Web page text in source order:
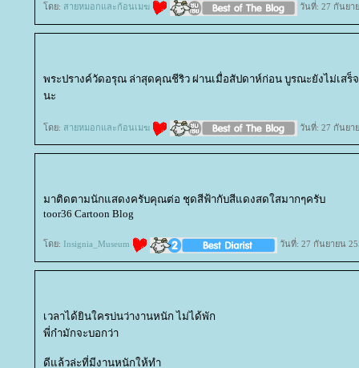
ดย: สายหมอกและก้อนเมฆ วันที่: 27 กันยา
พระปรางค์วัดอรุณ ล่าสุดคุณชีริว ผ่านเมื่อสัปดาห์ก่อน บูรณะยังไม่เสร็
นะ
ดย: สายหมอกและก้อนเมฆ วันที่: 27 กันยา
มาติดตามนักแสดงครับคุณต่อ ชุดสีฟ้ากับสีแดงสดใสมากๆครับ
toor36 Cartoon Blog
ดย: Insignia_Museum วันที่: 27 กันยายน
เวลาได้ยินใครบ่นว่างานหนัก ไม่ได้พัก
พี่ก๋ามักจะบอกว่า
ดีแล้วล่ะที่มีงานหนักให้ทำ